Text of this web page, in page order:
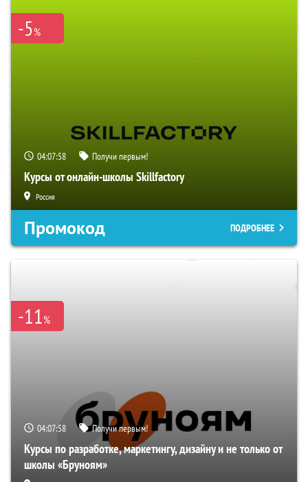
-5%
04:07:57 Получи первым!
Курсы от онлайн-школы Skillfactory
Россия
Промокод ПОДРОБНЕЕ
-11%
04:07:57 Получи первым!
Курсы по разработке, маркетингу, дизайну и не только от
школы «Бруноям»